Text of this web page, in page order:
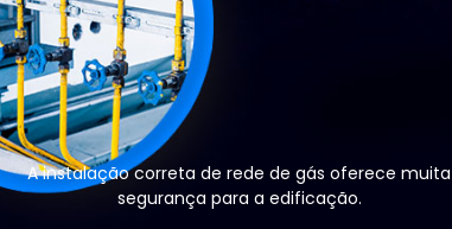
A instalação correta de rede de gás oferece muita
segurança para a edificação.